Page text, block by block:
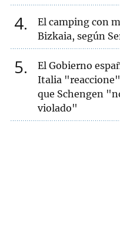
4
El camping con
Bizkaia, según
5
El Gobierno
Italia
que Schengen
violado"